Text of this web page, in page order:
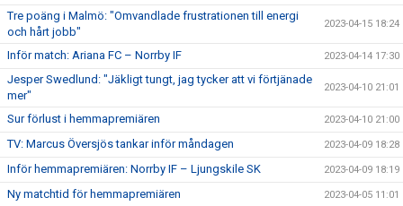
Tre poäng i Malmö: "Omvandlade frustrationen till energi
och hårt jobb"
2023-04-15 18:24
Inför match: Ariana FC – Norrby IF 2023-04-14 17:30
Jesper Swedlund: "Jäkligt tungt, jag tycker att vi förtjänade
mer"
2023-04-10 21:01
Sur förlust i hemmapremiären 2023-04-10 21:00
TV: Marcus Översjös tankar inför måndagen 2023-04-09 18:28
Inför hemmapremiären: Norrby IF – Ljungskile SK 2023-04-09 18:19
Ny matchtid för hemmapremiären 2023-04-05 11:01